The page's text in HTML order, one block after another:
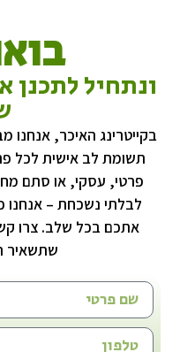
ונתחיל
בקייטרינג האיכר, אנחנו
תשומת לב אישית לכל
פרטי, עסקי, או סתם
לבלתי נשכחת – אנחנו
אתכם בכל שלב. צרו
שתשאיר